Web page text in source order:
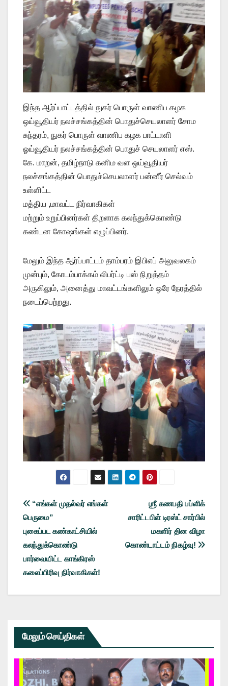
இந்த ஆர்ப்பாட்டத்தில் நுகர் பொருள் வாணிப கழக
ஒய்வூதியர் நலச்சங்கத்தின் பொதுச்செயலாளர் சோம
சுந்தரம், நுகர் பொருள் வாணிப கழக பாட்டாளி
ஓய்வூதியர் நலச்சங்கத்தின் பொதுச் செயலாளர் எஸ்.
கே. மாறன், தமிழ்நாடு கனிம வள ஒய்வூதியர்
நலச்சங்கத்தின் பொதுச்செயலாளர் பன்னீர் செல்வம்
உள்ளிட்ட
மத்திய ,மாவட்ட நிர்வாகிகள்
மற்றும் உறுப்பினர்கள் திறளாக கலந்துக்கொண்டு
கண்டன கோஷங்கள் எழுப்பினர்.
மேலும் இந்த ஆர்ப்பாட்டம் தாம்பரம் இபிஎப் அலுவலகம்
முன்பும், கோடம்பாக்கம் லிபர்ட்டி பஸ் நிறுத்தம்
அருகிலும், அனைத்து மாவட்டங்களிலும் ஒரே நேரத்தில்
நடைப்பெற்றது.
Post
navigation
ஶ்ரீ கணபதி பப்ளிக்
சாரிட்டபிள் டிரஸ்ட் சார்பில்
மகளிர் தின விழா
கொண்டாட்டம் நிகழ்வு!
“எங்கள் முதல்வர் எங்கள்
பெருமை”
புகைப்பட கண்காட்சியில்
கலந்துக்கொண்டு
பார்வையிட்ட காங்கிரஸ்
கலைப்பிரிவு நிர்வாகிகள்!
மேலும் செய்திகள்